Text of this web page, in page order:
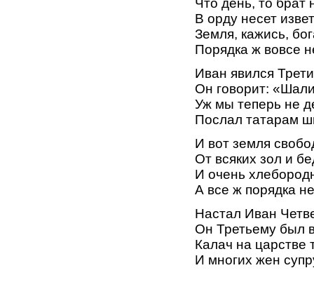
Что день, то брат
В орду несет
Земля, кажись,
Порядка ж вовсе
Иван явился
Он говорит:
Уж мы теперь не
Послал татарам
И вот земля
От всяких зол и
И очень
А все ж порядка
Настал Иван
Он Третьему был
Калач на царстве
И многих жен